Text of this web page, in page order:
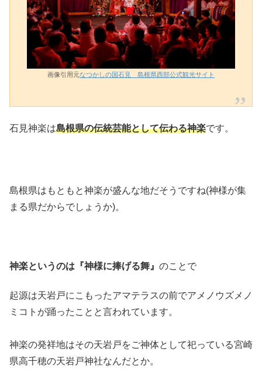
画像引用元なつかしの国石見 島根県西部公式観光サイト
石見神楽は島根県の伝統芸能として伝わる神楽です。
島根県はもともと神楽が盛んな地だそうですね(神様が集
まる県だからでしょうか)。
神楽というのは『神様に捧げる舞』 のことで
起源は天岩戸にこもったアマテラスの前でアメノウズメノ
ミコトが踊ったことと言われています。
神楽の発祥地はその天岩戸をご神体として祀っている宮崎
県高千穂の天岩戸神社なんだとか。